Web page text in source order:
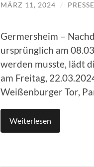
MÄRZ 11, 2024 /
Germersheim –
ursprünglich am
werden musste, lädt
am Freitag,
Weißenburger Tor,
Weiterlesen